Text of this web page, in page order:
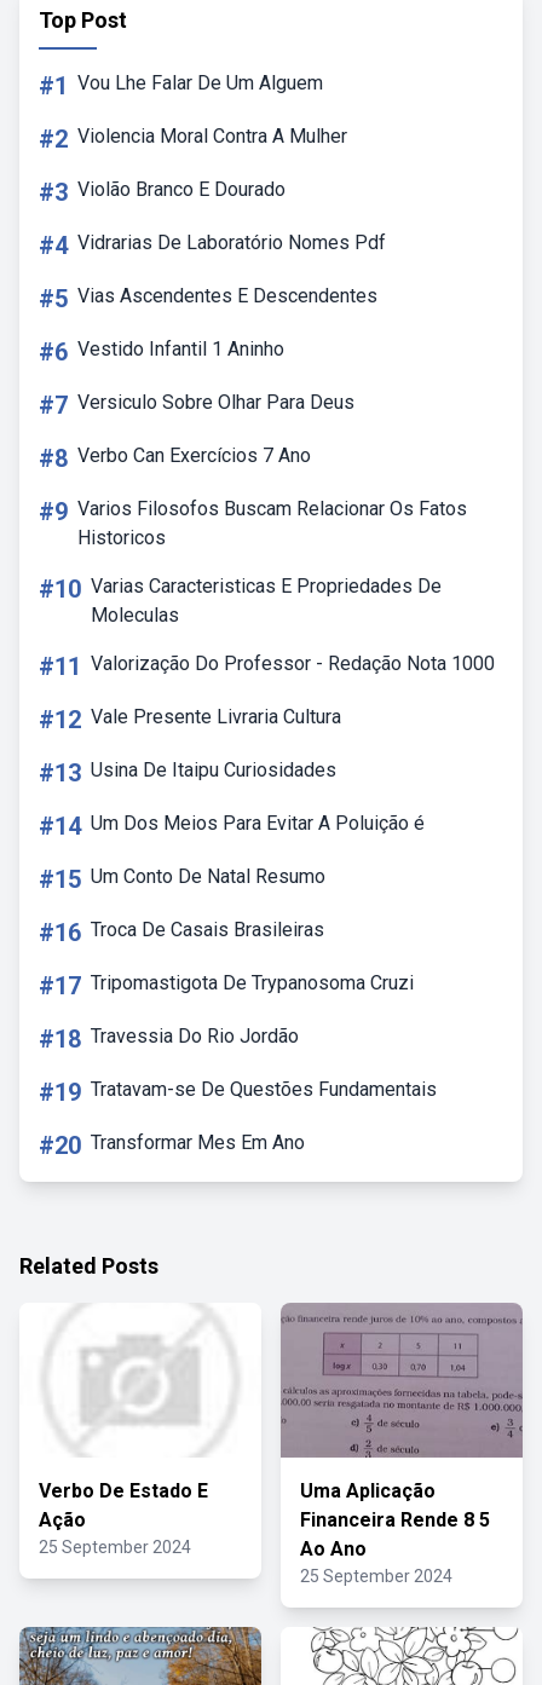
Top Post
#1 Vou Lhe Falar De Um Alguem
#2 Violencia Moral Contra A Mulher
#3 Violão Branco E Dourado
#4 Vidrarias De Laboratório Nomes Pdf
#5 Vias Ascendentes E Descendentes
#6 Vestido Infantil 1 Aninho
#7 Versiculo Sobre Olhar Para Deus
#8 Verbo Can Exercícios 7 Ano
#9 Varios Filosofos Buscam Relacionar Os Fatos
Historicos
#10 Varias Caracteristicas E Propriedades De
Moleculas
#11 Valorização Do Professor - Redação Nota 1000
#12 Vale Presente Livraria Cultura
#13 Usina De Itaipu Curiosidades
#14 Um Dos Meios Para Evitar A Poluição é
#15 Um Conto De Natal Resumo
#16 Troca De Casais Brasileiras
#17 Tripomastigota De Trypanosoma Cruzi
#18 Travessia Do Rio Jordão
#19 Tratavam-se De Questões Fundamentais
#20 Transformar Mes Em Ano
Related Posts
Verbo De Estado E
Ação
25 September 2024
Uma Aplicação
Financeira Rende 8 5
Ao Ano
25 September 2024